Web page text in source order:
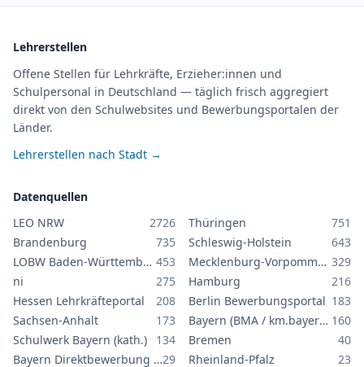
Lehrerstellen
Offene Stellen für Lehrkräfte, Erzieher:innen und
Schulpersonal in Deutschland — täglich frisch aggregiert
direkt von den Schulwebsites und Bewerbungsportalen der
Länder.
Lehrerstellen nach Stadt →
Datenquellen
LEO NRW
2726 Thüringen
751
Brandenburg
735 Schleswig-Holstein
643
LOBW Baden-Württemberg 453 Mecklenburg-Vorpommern 329
ni
275 Hamburg
216
Hessen Lehrkräfteportal
208 Berlin Bewerbungsportal 183
Sachsen-Anhalt
173 Bayern (BMA / km.bayern.de) 160
Schulwerk Bayern (kath.)
134 Bremen
40
Bayern Direktbewerbung GS/MS29 Rheinland-Pfalz 23